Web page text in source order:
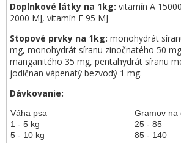
Doplnkové látky na 1kg: vitamín A
2000 MJ, vitamín E 95 MJ
Stopové prvky na 1kg: monohydrát
mg, monohydrát síranu zinočnatého 50
manganitého 35 mg, pentahydrát síranu
jodičnan vápenatý bezvodý 1 mg.
Dávkovanie:
Váha psa
Gramov na
1 - 5 kg
25 - 85
5 - 10 kg
85 - 140